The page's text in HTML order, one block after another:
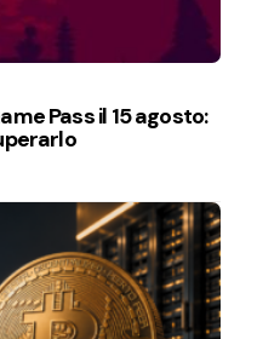
Pass il 15 agosto: